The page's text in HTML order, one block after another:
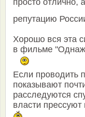
просто отлично,
репутацию
Хорошо вся эта
в фильме
Если проводить
показывают
расследуются
власти прессуют